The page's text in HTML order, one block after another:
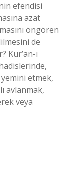
efendisi
azat
öngören
de
Kur’an-ı
yemini etmek,
avlanmak,
veya